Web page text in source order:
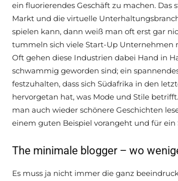
ein fluorierendes Geschäft zu machen.
Markt und die virtuelle
spielen kann, dann weiß man oft erst gar
tummeln sich viele Start-Up
Oft gehen diese Industrien dabei Hand in
schwammig geworden sind; ein
festzuhalten, dass sich Südafrika in den
hervorgetan hat, was Mode und Stile
man auch wieder schönere Geschichten
einem guten Beispiel vorangeht und für
The minimale blogger – wo
Es muss ja nicht immer die ganz